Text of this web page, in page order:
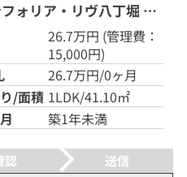
コンフォリア・リヴ八丁堀 0902
26.7万円 (管理費：
15,000円)
26.7万円/0ヶ月
/面積 1LDK/41.10㎡
築1年未満
認 送信